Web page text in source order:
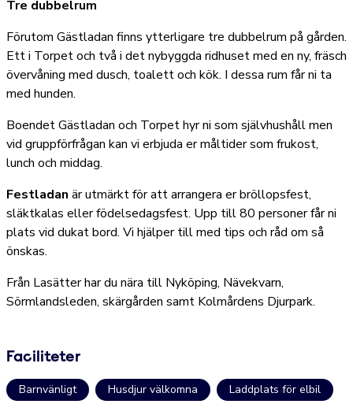
Tre dubbelrum
Förutom Gästladan finns ytterligare tre dubbelrum på gården.
Ett i Torpet och två i det nybyggda ridhuset med en ny, fräsch
övervåning med dusch, toalett och kök. I dessa rum får ni ta
med hunden.
Boendet Gästladan och Torpet hyr ni som självhushåll men
vid gruppförfrågan kan vi erbjuda er måltider som frukost,
lunch och middag.
Festladan är utmärkt för att arrangera er bröllopsfest,
släktkalas eller födelsedagsfest. Upp till 80 personer får ni
plats vid dukat bord. Vi hjälper till med tips och råd om så
önskas.
Från Lasätter har du nära till Nyköping, Nävekvarn,
Sörmlandsleden, skärgården samt Kolmårdens Djurpark.
Faciliteter
Barnvänligt Husdjur välkomna
Laddplats för elbil